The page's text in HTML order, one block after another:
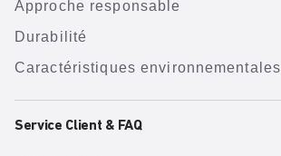
Approche responsable
Durabilité
Caractéristiques environnementales
Service Client & FAQ